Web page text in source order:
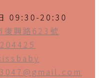
09:30-20:30
復興路623號